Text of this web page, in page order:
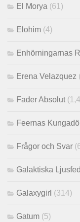
El Morya (61)
Elohim (4)
Enhörningarnas
Erena Velazquez
Fader Absolut
Feernas
Frågor och Svar
Galaktiska
Galaxygirl (314)
Gatum (5)